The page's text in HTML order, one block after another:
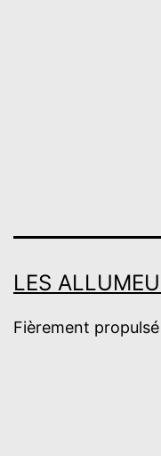
LES
Fièrement